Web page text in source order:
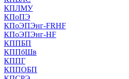
КПЛМУ
КПоПЭ
КПоЭПЭнг-FRHF
КПоЭПЭнг-HF
КППБП
КППбШв
КППГ
КППОБП